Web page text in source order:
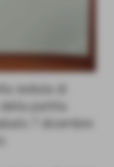
seduta di
partita
7 dicembre